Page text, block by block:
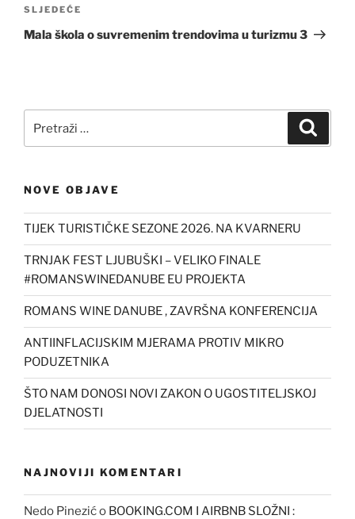
Sljedeća
objava
SLJEDEĆE
Mala škola o suvremenim trendovima u turizmu 3
NOVE OBJAVE
TIJEK TURISTIČKE SEZONE 2026. NA KVARNERU
TRNJAK FEST LJUBUŠKI – VELIKO FINALE
#ROMANSWINEDANUBE EU PROJEKTA
ROMANS WINE DANUBE , ZAVRŠNA KONFERENCIJA
ANTIINFLACIJSKIM MJERAMA PROTIV MIKRO
PODUZETNIKA
ŠTO NAM DONOSI NOVI ZAKON O UGOSTITELJSKOJ
DJELATNOSTI
NAJNOVIJI KOMENTARI
Nedo Pinezićo BOOKING.COM I AIRBNB SLOŽNI :